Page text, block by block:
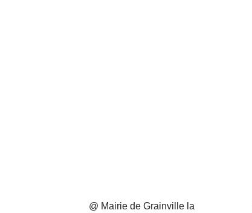
@ Mairie de Grainville la